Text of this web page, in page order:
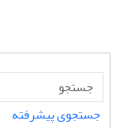
جستجوی پیشرفته